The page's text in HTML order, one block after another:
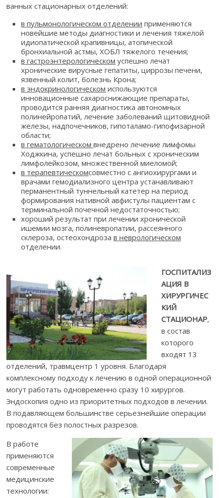
ванных стационарных отделений:
в пульмонологическом отделении применяются
новейшие методы диагностики и лечения тяжелой
идиопатической крапивницы, атопической
бронхиальной астмы, ХОБЛ тяжелого течения;
в гастроэнтерологическом успешно лечат
хронические вирусные гепатиты, циррозы печени,
язвенный колит, болезнь Крона;
в эндокринологическом используются
инновационные сахароснижающие препараты,
проводится ранняя диагностика автономных
полинейропатий, лечение заболеваний щитовидной
железы, надпочечников, гипоталамо-гипофизарной
области;
в гематологическомвнедрено лечение лимфомы
Ходжкина, успешно лечат больных с хроническим
лимфолейкозом, множественной миеломой;
в терапевтическомсовместно с ангиохирургами и
врачами гемодиализного центра устанавливают
перманентный туннельный катетер на период
формирования нативной авфистулы пациентам с
терминальной почечной недостаточностью;
хороший результат при лечении хронической
ишемии мозга, полиневропатии, рассеянного
склероза, остеохондрозавневрологическом
отделении.
ГОСПИТАЛИЗ
АЦИЯ В
ХИРУРГИЧЕС
КИЙ
СТАЦИОНАР,
в состав
которого
входят 13
отделений, травмцентр 1 уровня. Благодаря
комплексному подходу к лечению в одной операционной
могут работать одновременно сразу 10 хирургов.
Эндоскопия одно из приоритетных подходов в лечении.
В подавляющем большинстве серьезнейшие операции
проводятся без полостных разрезов.
В работе
применяются
современные
медицинские
технологии: